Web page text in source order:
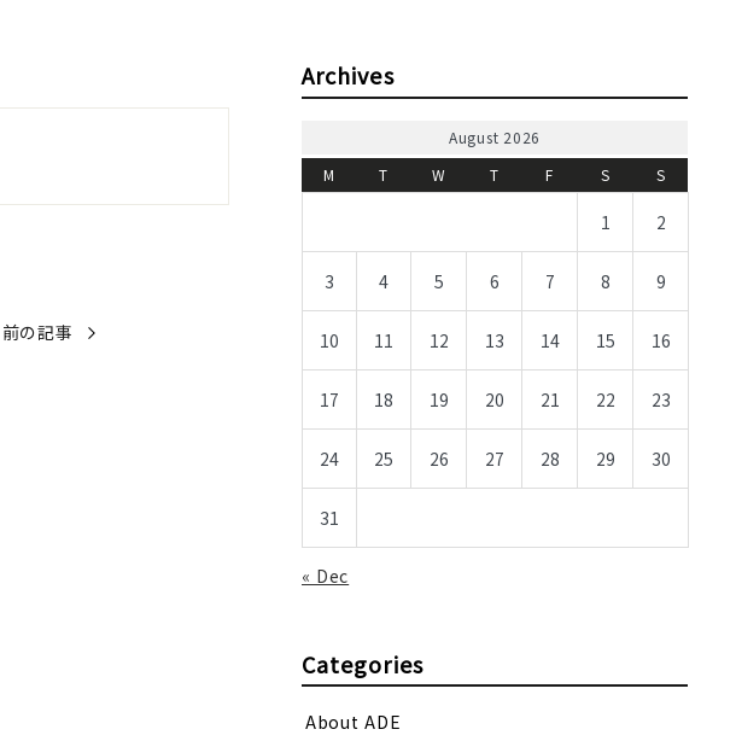
前の記事
Archives
August 2026
M
T W T F S S
1 2
3 4 5 6 7 8 9
10 11 12 13 14 15 16
17 18 19 20 21 22 23
24 25 26 27 28 29 30
31
« Dec
Categories
About ADE